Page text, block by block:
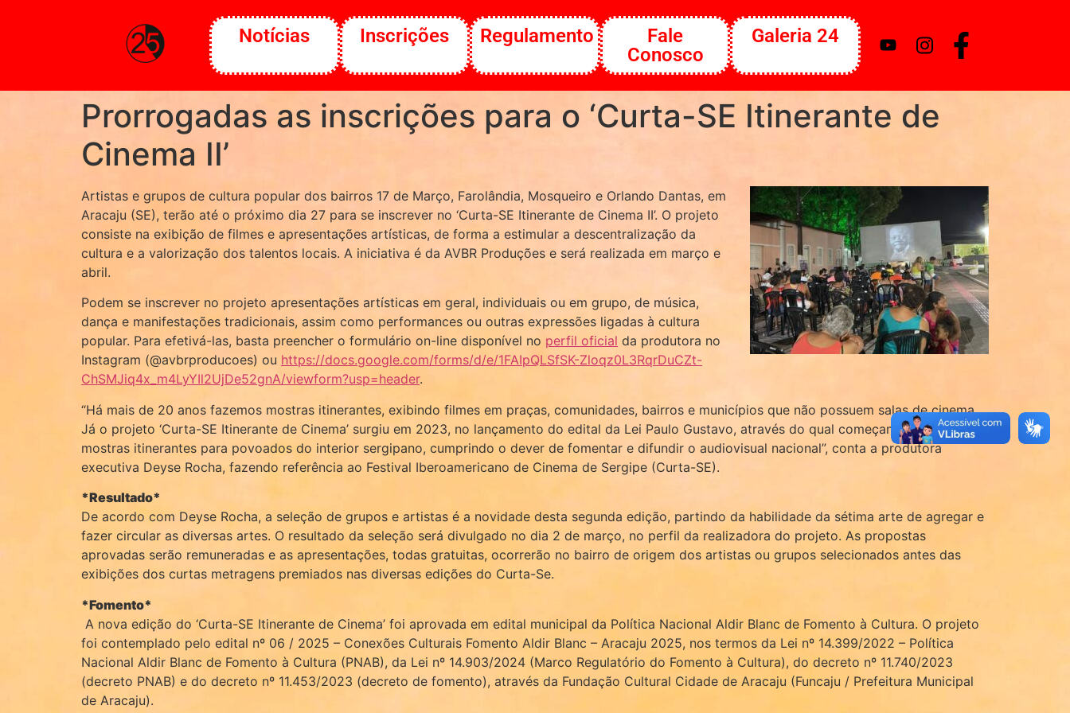
Notícias Inscrições Regulamento
Fale
Conosco
Galeria 24
Prorrogadas as inscrições para o ‘Curta-SE Itinerante de
Cinema II’
Artistas e grupos de cultura popular dos bairros 17 de Março, Farolândia, Mosqueiro e Orlando Dantas, em
Aracaju (SE), terão até o próximo dia 27 para se inscrever no ‘Curta-SE Itinerante de Cinema II’. O projeto
consiste na exibição de filmes e apresentações artísticas, de forma a estimular a descentralização da
cultura e a valorização dos talentos locais. A iniciativa é da AVBR Produções e será realizada em março e
abril.
Podem se inscrever no projeto apresentações artísticas em geral, individuais ou em grupo, de música,
dança e manifestações tradicionais, assim como performances ou outras expressões ligadas à cultura
popular. Para efetivá-las, basta preencher o formulário on-line disponível no perfil oficial da produtora no
Instagram (@avbrproducoes) ou https://docs.google.com/forms/d/e/1FAIpQLSfSK-Zloqz0L3RqrDuCZt-
ChSMJiq4x_m4LyYIl2UjDe52gnA/viewform?usp=header.
“Há mais de 20 anos fazemos mostras itinerantes, exibindo filmes em praças, comunidades, bairros e municípios que não possuem salas de cinema.
Já o projeto ‘Curta-SE Itinerante de Cinema’ surgiu em 2023, no lançamento do edital da Lei Paulo Gustavo, através do qual começamos a levar
mostras itinerantes para povoados do interior sergipano, cumprindo o dever de fomentar e difundir o audiovisual nacional”, conta a produtora
executiva Deyse Rocha, fazendo referência ao Festival Iberoamericano de Cinema de Sergipe (Curta-SE).
*Resultado*
De acordo com Deyse Rocha, a seleção de grupos e artistas é a novidade desta segunda edição, partindo da habilidade da sétima arte de agregar e
fazer circular as diversas artes. O resultado da seleção será divulgado no dia 2 de março, no perfil da realizadora do projeto. As propostas
aprovadas serão remuneradas e as apresentações, todas gratuitas, ocorrerão no bairro de origem dos artistas ou grupos selecionados antes das
exibições dos curtas metragens premiados nas diversas edições do Curta-Se.
*Fomento*
A nova edição do ‘Curta-SE Itinerante de Cinema’ foi aprovada em edital municipal da Política Nacional Aldir Blanc de Fomento à Cultura. O projeto
foi contemplado pelo edital nº 06 / 2025 – Conexões Culturais Fomento Aldir Blanc – Aracaju 2025, nos termos da Lei nº 14.399/2022 – Política
Nacional Aldir Blanc de Fomento à Cultura (PNAB), da Lei nº 14.903/2024 (Marco Regulatório do Fomento à Cultura), do decreto nº 11.740/2023
(decreto PNAB) e do decreto nº 11.453/2023 (decreto de fomento), através da Fundação Cultural Cidade de Aracaju (Funcaju / Prefeitura Municipal
de Aracaju).